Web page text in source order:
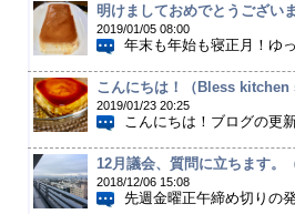
明けましておめでとうござい
2019/01/05 08:00
年末も年始も寝正月！ゆ
こんにちは！（Bless kitchen
2019/01/23 20:25
こんにちは！ブログの更
12月議会、質問に立ちます。
2018/12/06 15:08
先週金曜正午締め切りの